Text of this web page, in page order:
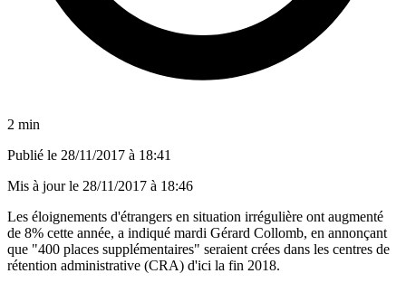
2 min
Publié le 28/11/2017 à 18:41
Mis à jour le 28/11/2017 à 18:46
Les éloignements d'étrangers en situation irrégulière ont augmenté
de 8% cette année, a indiqué mardi Gérard Collomb, en annonçant
que "400 places supplémentaires" seraient crées dans les centres de
rétention administrative (CRA) d'ici la fin 2018.